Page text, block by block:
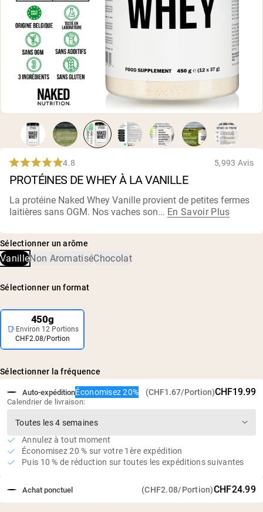
Protéine de pois
Protéine de Whey en Poudre
Peptides de collagène
Whey au chocolat issu de vaches
nourries à l'herbe
Whey de lait de vache nourrie à l'herbe à
la vanille
Whey de vache nourrie à l'herbe
Shop All Protéines En Poudre
PROTÉINES VÉGANESMeilleure Vente
Protéine de pois
Shop All Protéines Véganes
4,8
5
étoiles
4.8 5,993 Avis
PROTÉINES DE WHEY À LA VANILLE
La protéine Naked Whey Vanille provient de petites fermes
laitières sans OGM. Nos vaches son... En Savoir Plus
Sélectionner un arôme
VanilleNon AromatiséChocolat
Sélectionner un format
450g
Environ 12 Portions
CHF2.08/Portion
Sélectionner la fréquence
Achat ponctuel (CHF2.08/Portion)CHF24.99
Auto-expéditionÉconomisez 20% (CHF1.67/Portion)CHF19.99
Calendrier de livraison:
Annulez à tout moment
Économisez 20 % sur votre 1ère expédition
Puis 10 % de réduction sur toutes les expéditions suivantes